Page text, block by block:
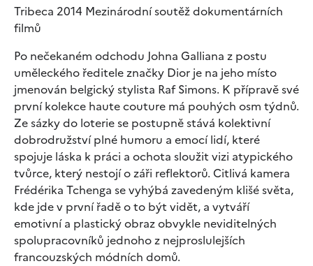
Tribeca 2014 Mezinárodní soutěž dokumentárních
filmů
Po nečekaném odchodu Johna Galliana z postu
uměleckého ředitele značky Dior je na jeho místo
jmenován belgický stylista Raf Simons. K přípravě své
první kolekce haute couture má pouhých osm týdnů.
Ze sázky do loterie se postupně stává kolektivní
dobrodružství plné humoru a emocí lidí, které
spojuje láska k práci a ochota sloužit vizi atypického
tvůrce, který nestojí o záři reflektorů. Citlivá kamera
Frédérika Tchenga se vyhýbá zavedeným klišé světa,
kde jde v první řadě o to být vidět, a vytváří
emotivní a plastický obraz obvykle neviditelných
spolupracovníků jednoho z nejproslulejších
francouzských módních domů.